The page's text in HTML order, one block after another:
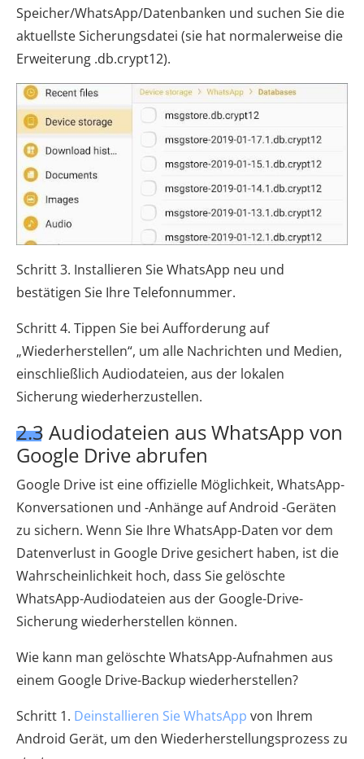
Speicher/WhatsApp/Datenbanken und suchen Sie die
aktuellste Sicherungsdatei (sie hat normalerweise die
Erweiterung .db.crypt12).
Schritt 3. Installieren Sie WhatsApp neu und
bestätigen Sie Ihre Telefonnummer.
Schritt 4. Tippen Sie bei Aufforderung auf
„Wiederherstellen“, um alle Nachrichten und Medien,
einschließlich Audiodateien, aus der lokalen
Sicherung wiederherzustellen.
2.3 Audiodateien aus WhatsApp von
Google Drive abrufen
Google Drive ist eine offizielle Möglichkeit, WhatsApp-
Konversationen und -Anhänge auf Android -Geräten
zu sichern. Wenn Sie Ihre WhatsApp-Daten vor dem
Datenverlust in Google Drive gesichert haben, ist die
Wahrscheinlichkeit hoch, dass Sie gelöschte
WhatsApp-Audiodateien aus der Google-Drive-
Sicherung wiederherstellen können.
Wie kann man gelöschte WhatsApp-Aufnahmen aus
einem Google Drive-Backup wiederherstellen?
Schritt 1. Deinstallieren Sie WhatsApp von Ihrem
Android Gerät, um den Wiederherstellungsprozess zu